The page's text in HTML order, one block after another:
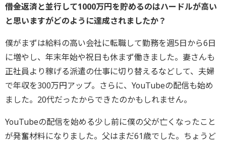
――借金返済と並行して1000万円を貯めるのはハードルが高い
と思いますがどのように達成されましたか？
僕がまずは給料の高い会社に転職して勤務を週5日から6日
に増やし、年末年始や祝日も休まず働きました。妻さんも
正社員より稼げる派遣の仕事に切り替えるなどして、夫婦
で年収を300万円アップ。さらに、YouTubeの配信も始め
ました。20代だったからできたのかもしれません。
YouTubeの配信を始める少し前に僕の父が亡くなったこと
が発奮材料になりました。父はまだ61歳でした。ちょうど